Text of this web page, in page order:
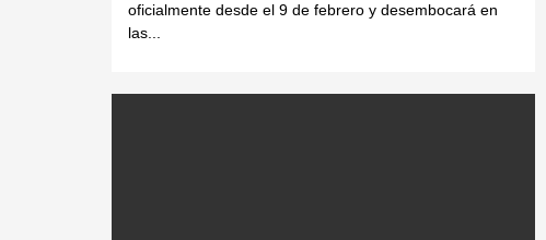
oficialmente desde el 9 de febrero y desembocará en
las...